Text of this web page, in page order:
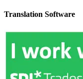
Translation Software